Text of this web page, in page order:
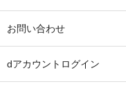
お問い合わせ
dアカウントログイン